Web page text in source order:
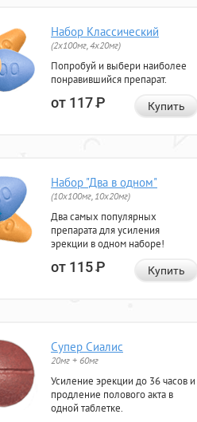
Набор Классический
(2x100мг, 4x20мг)
Попробуй и выбери наиболее
понравившийся препарат.
от 117Р Купить
Набор "Два в одном"
(10x100мг, 10x20мг)
Два самых популярных
препарата для усиления
эрекции в одном наборе!
от 115Р Купить
Супер Сиалис
20мг + 60мг
Усиление эрекции до 36 часов и
продление полового акта в
одной таблетке.